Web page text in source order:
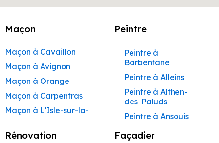
Maçon
Maçon à Cavaillon
Maçon à Avignon
Maçon à Orange
Maçon à Carpentras
Maçon à L'Isle-sur-la-
Maçon à Apt
Peintre
Peintre à
Barbentane
Peintre à Alleins
Peintre à Althen-
des-Paluds
Peintre à Ansouis
Peintre à Apt
Rénovation Façadier